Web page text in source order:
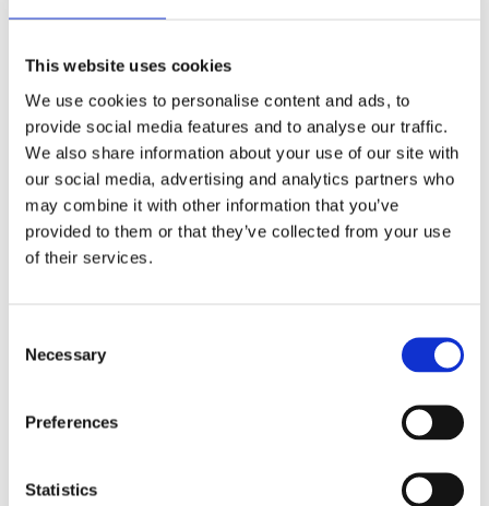
This website uses cookies
We use cookies to personalise content and ads, to
provide social media features and to analyse our traffic.
We also share information about your use of our site with
our social media, advertising and analytics partners who
may combine it with other information that you’ve
provided to them or that they’ve collected from your use
of their services.
Selection
Necessary
Preferences
Statistics